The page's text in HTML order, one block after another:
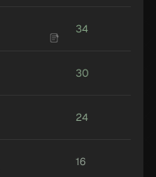
34
30
24
16